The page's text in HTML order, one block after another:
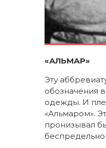
«АЛЬМАР»
Эту
обозначения
одежды. И
«Альмаром».
пронизывал
беспредельно